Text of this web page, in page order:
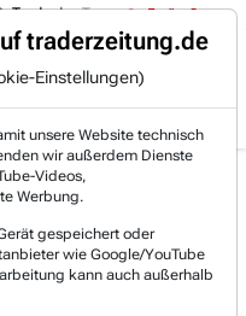
Trading-Room
des Tages 06.08.
Artikel lesen.
Jetzt anmelden!
Room-Notizen
der NATO-St...
traderzeitung.de
Einstellungen)
unsere Website technisch
wir außerdem Dienste
Videos,
Werbung.
gespeichert oder
wie Google/YouTube
kann auch außerhalb